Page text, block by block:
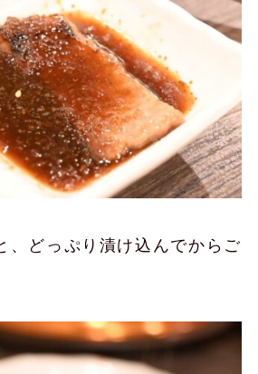
、どっぷり漬け込んでからご